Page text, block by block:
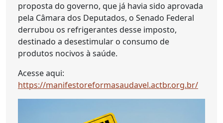
proposta do governo, que já havia sido aprovada
pela Câmara dos Deputados, o Senado Federal
derrubou os refrigerantes desse imposto,
destinado a desestimular o consumo de
produtos nocivos à saúde.
Acesse aqui:
https://manifestoreformasaudavel.actbr.org.br/